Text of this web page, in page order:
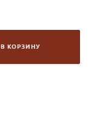
В КОРЗИНУ